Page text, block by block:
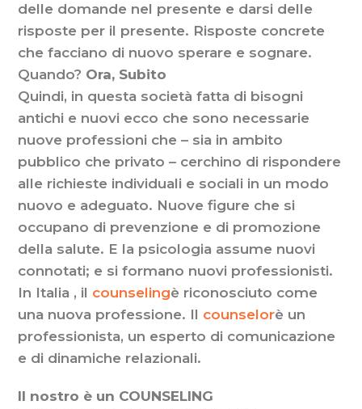
delle domande nel presente e darsi delle
risposte per il presente. Risposte concrete
che facciano di nuovo sperare e sognare.
Quando? Ora, Subito
Quindi, in questa società fatta di bisogni
antichi e nuovi ecco che sono necessarie
nuove professioni che – sia in ambito
pubblico che privato – cerchino di rispondere
alle richieste individuali e sociali in un modo
nuovo e adeguato. Nuove figure che si
occupano di prevenzione e di promozione
della salute. E la psicologia assume nuovi
connotati; e si formano nuovi professionisti.
In Italia , il counselingè riconosciuto come
una nuova professione. Il counselorè un
professionista, un esperto di comunicazione
e di dinamiche relazionali.
Il nostro è un COUNSELING